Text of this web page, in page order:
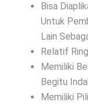
Bisa
Untuk
Lain
Relatif
Memiliki
Begitu
Memiliki